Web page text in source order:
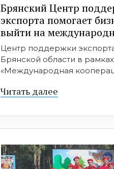
Брянский Центр
экспорта помогает
выйти на
Центр поддержки
Брянской области в
«Международная
Читать далее